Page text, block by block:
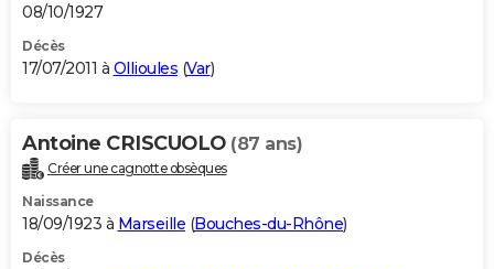
08/10/1927
Décès
17/07/2011 à Ollioules (Var)
Antoine CRISCUOLO (87 ans)
Créer une cagnotte obsèques
Naissance
18/09/1923 à Marseille (Bouches-du-Rhône)
Décès